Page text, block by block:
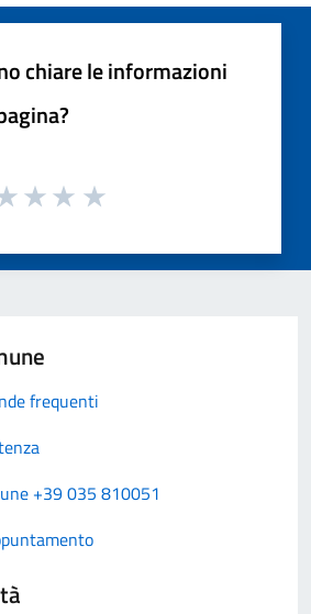
chiare le informazioni
frequenti
+39 035 810051